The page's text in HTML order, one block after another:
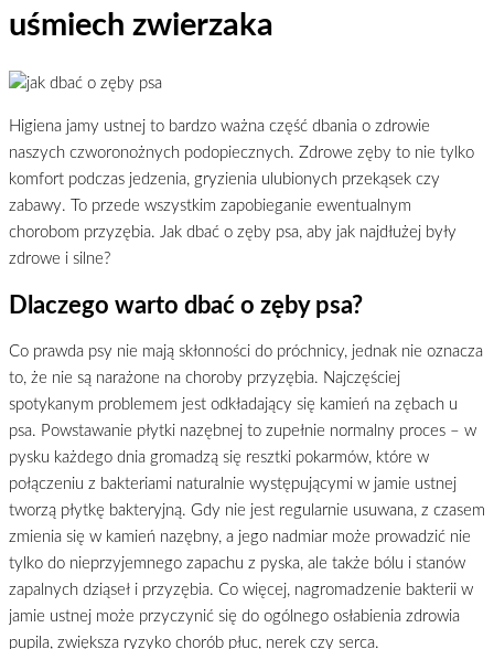
uśmiech zwierzaka
Higiena jamy ustnej to bardzo ważna część dbania o zdrowie
naszych czworonożnych podopiecznych. Zdrowe zęby to nie tylko
komfort podczas jedzenia, gryzienia ulubionych przekąsek czy
zabawy. To przede wszystkim zapobieganie ewentualnym
chorobom przyzębia. Jak dbać o zęby psa, aby jak najdłużej były
zdrowe i silne?
Dlaczego warto dbać o zęby psa?
Co prawda psy nie mają skłonności do próchnicy, jednak nie oznacza
to, że nie są narażone na choroby przyzębia. Najczęściej
spotykanym problemem jest odkładający się kamień na zębach u
psa. Powstawanie płytki nazębnej to zupełnie normalny proces – w
pysku każdego dnia gromadzą się resztki pokarmów, które w
połączeniu z bakteriami naturalnie występującymi w jamie ustnej
tworzą płytkę bakteryjną. Gdy nie jest regularnie usuwana, z czasem
zmienia się w kamień nazębny, a jego nadmiar może prowadzić nie
tylko do nieprzyjemnego zapachu z pyska, ale także bólu i stanów
zapalnych dziąseł i przyzębia. Co więcej, nagromadzenie bakterii w
jamie ustnej może przyczynić się do ogólnego osłabienia zdrowia
pupila, zwiększa ryzyko chorób płuc, nerek czy serca.